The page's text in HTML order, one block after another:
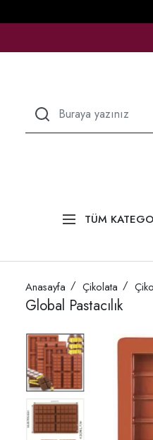
TÜM
Anasayfa Çikolata
Global Pastacılık